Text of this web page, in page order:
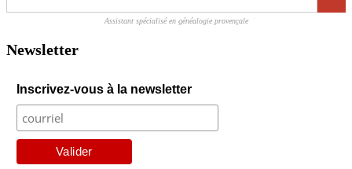
Assistant spécialisé en généalogie provençale
Newsletter
Inscrivez-vous à la newsletter